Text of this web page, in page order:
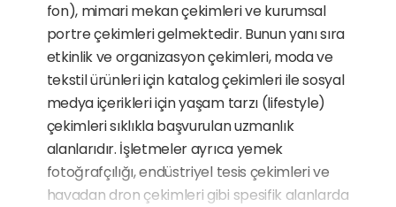
fon), mimari mekan çekimleri ve kurumsal
portre çekimleri gelmektedir. Bunun yanı sıra
etkinlik ve organizasyon çekimleri, moda ve
tekstil ürünleri için katalog çekimleri ile sosyal
medya içerikleri için yaşam tarzı (lifestyle)
çekimleri sıklıkla başvurulan uzmanlık
alanlarıdır. İşletmeler ayrıca yemek
fotoğrafçılığı, endüstriyel tesis çekimleri ve
havadan dron çekimleri gibi spesifik alanlarda